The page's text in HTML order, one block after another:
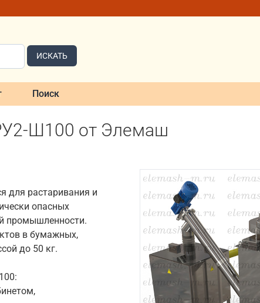
ИСКАТЬ
Поиск
Ш100 от Элемаш
для растаривания и
опасных
промышленности.
в бумажных,
до 50 кг.